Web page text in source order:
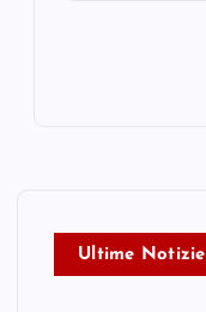
Ultime Notizie